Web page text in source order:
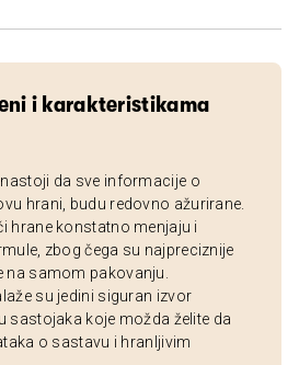
i karakteristikama
nastoji da sve informacije o
hrani, budu redovno ažurirane.
hrane konstatno menjaju i
zbog čega su najpreciznije
samom pakovanju.
su jedini siguran izvor
sastojaka koje možda želite da
o sastavu i hranljivim